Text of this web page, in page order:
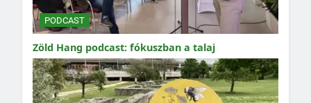
PODCAST
Zöld Hang podcast: fókuszban a talaj